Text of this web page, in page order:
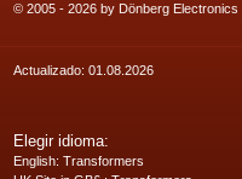
© 2005 - 2026 by Dönberg
Actualizado: 01.08.2026
Elegir idioma:
English: Transformers